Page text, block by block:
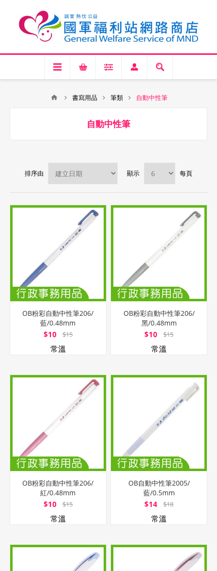
書寫用品 筆類 自動中性筆
自動中性筆
排序由 顯示 每頁
OB粉彩自動中性筆206/
藍/0.48mm
$10 $15
常溫
OB粉彩自動中性筆206/
黑/0.48mm
$10 $15
常溫
OB粉彩自動中性筆206/
紅/0.48mm
$10 $15
常溫
OB自動中性筆2005/
藍/0.5mm
$14 $18
常溫